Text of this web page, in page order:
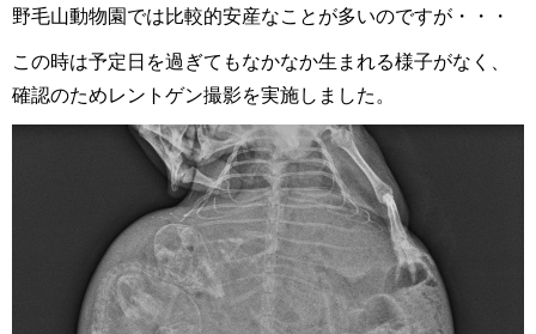
野毛山動物園では比較的安産なことが多いのですが・・・
この時は予定日を過ぎてもなかなか生まれる様子がなく、
確認のためレントゲン撮影を実施しました。